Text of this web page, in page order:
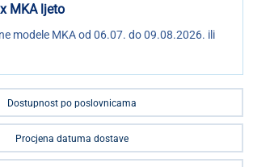
MKA ljeto
modele MKA od 06.07. do 09.08.2026. ili
Dostupnost po poslovnicama
Procjena datuma dostave